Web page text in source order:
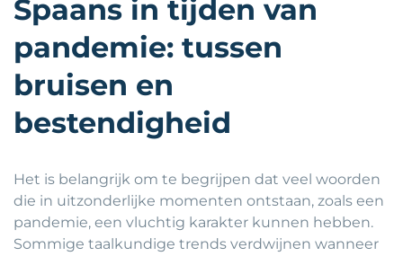
Spaans in tijden van
pandemie: tussen
bruisen en
bestendigheid
Het is belangrijk om te begrijpen dat veel woorden
die in uitzonderlijke momenten ontstaan, zoals een
pandemie, een vluchtig karakter kunnen hebben.
Sommige taalkundige trends verdwijnen wanneer